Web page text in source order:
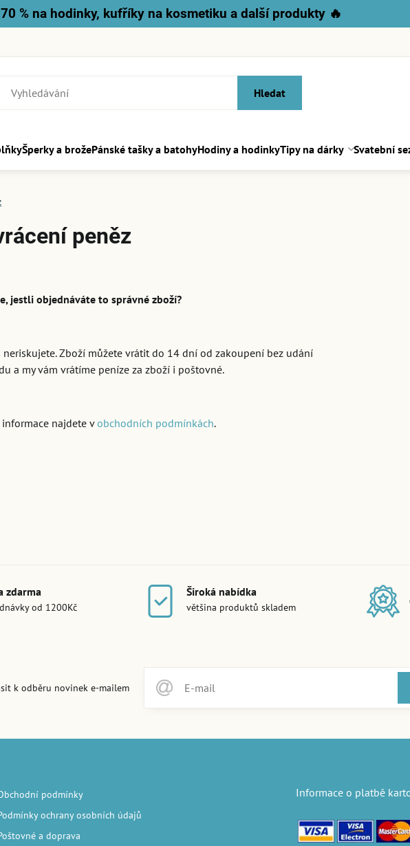
% na hodinky, kufříky na kosmetiku a další produkty 🔥
Hledat
Šperky a brožePánské tašky a batohyHodiny a hodinkyTipy na dárky Svatební
peněz
jestli objednáváte to správné zboží?
neriskujete. Zboží můžete vrátit do 14 dní od zakoupení bez udání
a my vám vrátíme peníze za zboží i poštovné.
informace najdete vobchodních podmínkách.
zdarma
od 1200Kč
Široká nabídka
většina produktů skladem
k odběru novinek e-mailem
podmínky
ochrany osobních údajů
a doprava
Informace o platbě